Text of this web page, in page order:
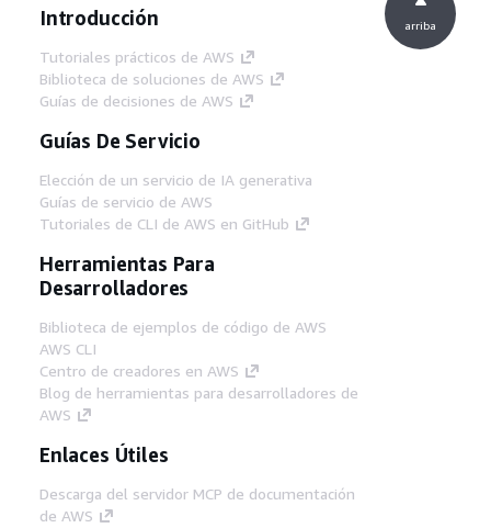
Introducción
Tutoriales prácticos de AWS
Biblioteca de soluciones de AWS
Guías de decisiones de AWS
Guías De Servicio
Elección de un servicio de IA generativa
Guías de servicio de AWS
Tutoriales de CLI de AWS en GitHub
Herramientas Para
Desarrolladores
Biblioteca de ejemplos de código de AWS
AWS CLI
Centro de creadores en AWS
Blog de herramientas para desarrolladores de
AWS
Enlaces Útiles
Descarga del servidor MCP de documentación
de AWS
arriba